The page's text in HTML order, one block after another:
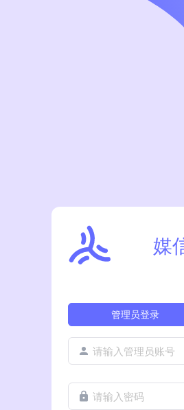
媒
管理员登录
请输入管理员账号
请输入密码